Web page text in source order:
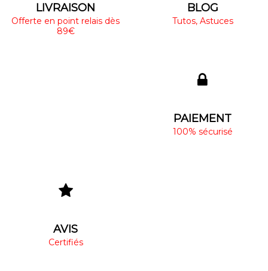
LIVRAISON
Offerte en point relais dès
89€
BLOG
Tutos, Astuces
PAIEMENT
100% sécurisé
AVIS
Certifiés